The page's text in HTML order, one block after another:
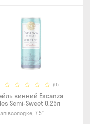
(0)
винний Escanza
Semi-Sweet 0.25л
7.5°